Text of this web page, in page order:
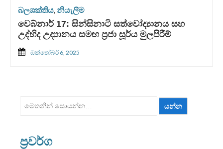
බලශක්තිය,නියැලීම
වෙබ්නාර් 17: සින්සිනාටි සත්වෝද්‍යානය සහ
උද්භිද උද්‍යානය සමඟ ප්‍රජා සූර්ය මුලපිරීම්
ඔක්තෝබර් 6, 2025
ප්‍රවර්ග